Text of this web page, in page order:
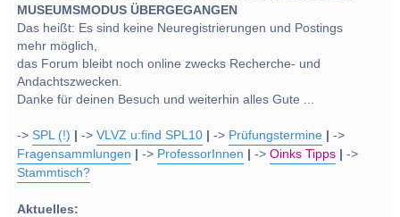
MUSEUMSMODUS ÜBERGEGANGEN
Das heißt: Es sind keine Neuregistrierungen und Postings
mehr möglich,
das Forum bleibt noch online zwecks Recherche- und
Andachtszwecken.
Danke für deinen Besuch und weiterhin alles Gute ...
->SPL (!) ->VLVZ u:find SPL10 -> Prüfungstermine
->
Fragensammlungen
-> ProfessorInnen ->Oinks Tipps
->
Stammtisch?
Aktuelles: